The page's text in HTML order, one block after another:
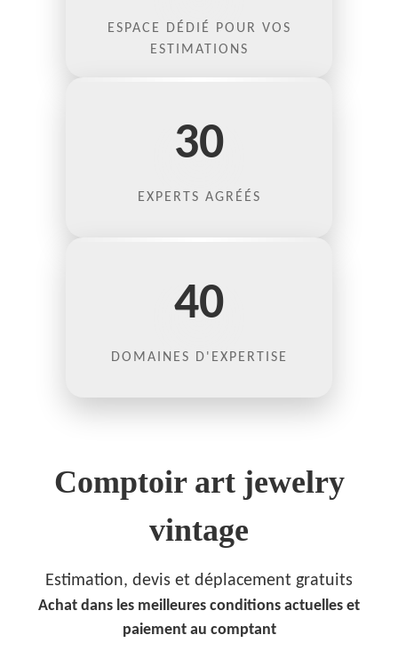
ESPACE DÉDIÉ POUR VOS
ESTIMATIONS
30
EXPERTS AGRÉÉS
40
DOMAINES D'EXPERTISE
Comptoir art jewelry
vintage
Estimation, devis et déplacement gratuits
Achat dans les meilleures conditions actuelles et
paiement au comptant